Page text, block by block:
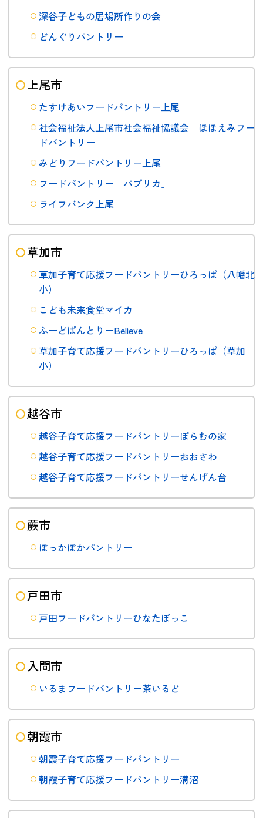
深谷子どもの居場所作りの会
どんぐりパントリー
上尾市
たすけあいフードパントリー上尾
社会福祉法人上尾市社会福祉協議会 ほほえみフー
ドパントリー
みどりフードパントリー上尾
フードパントリー「パプリカ」
ライフバンク上尾
草加市
草加子育て応援フードパントリーひろっぱ（八幡北
小）
こども未来食堂マイカ
ふーどぱんとりーBelieve
草加子育て応援フードパントリーひろっぱ（草加
小）
越谷市
越谷子育て応援フードパントリーぽらむの家
越谷子育て応援フードパントリーおおさわ
越谷子育て応援フードパントリーせんげん台
蕨市
ぽっかぽかパントリー
戸田市
戸田フードパントリーひなたぼっこ
入間市
いるまフードパントリー茶いるど
朝霞市
朝霞子育て応援フードパントリー
朝霞子育て応援フードパントリー溝沼